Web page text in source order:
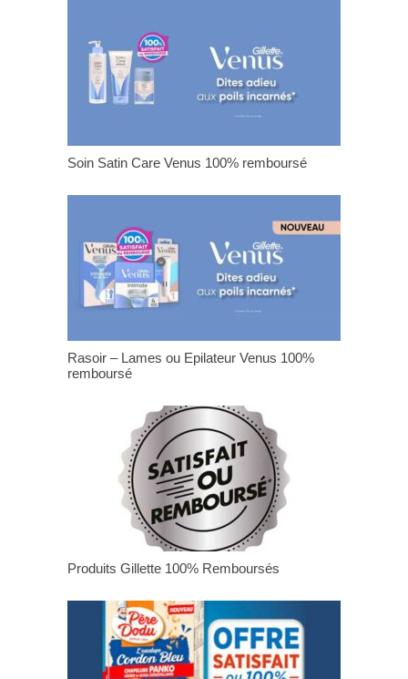
Soin Satin Care Venus 100% remboursé
Rasoir – Lames ou Epilateur Venus 100%
remboursé
Produits Gillette 100% Remboursés